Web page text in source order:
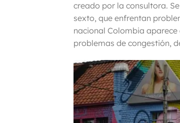
creado por la consultora.
sexto, que enfrentan
nacional Colombia
problemas de congestión,